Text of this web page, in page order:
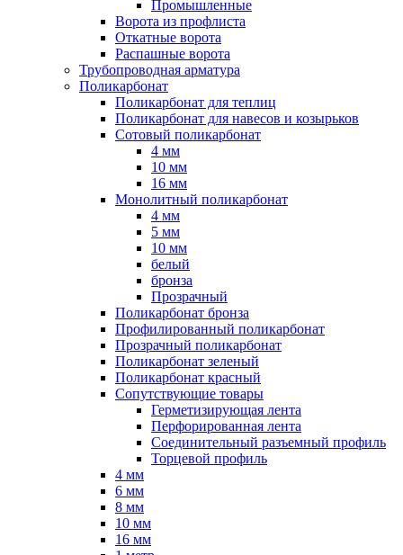
Промышленные
Ворота из профлиста
Откатные ворота
Распашные ворота
Трубопроводная арматура
Поликарбонат
Поликарбонат для теплиц
Поликарбонат для навесов и козырьков
Сотовый поликарбонат
4 мм
10 мм
16 мм
Монолитный поликарбонат
4 мм
5 мм
10 мм
белый
бронза
Прозрачный
Поликарбонат бронза
Профилированный поликарбонат
Прозрачный поликарбонат
Поликарбонат зеленый
Поликарбонат красный
Сопутствующие товары
Герметизирующая лента
Перфорированная лента
Соединительный разъемный профиль
Торцевой профиль
4 мм
6 мм
8 мм
10 мм
16 мм